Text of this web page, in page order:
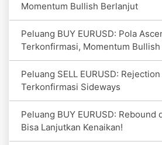
Momentum Bullish Berlanjut
Peluang BUY EURUSD: Pola
Terkonfirmasi, Momentum
Peluang SELL EURUSD:
Terkonfirmasi Sideways
Peluang BUY EURUSD: Rebound
Bisa Lanjutkan Kenaikan!